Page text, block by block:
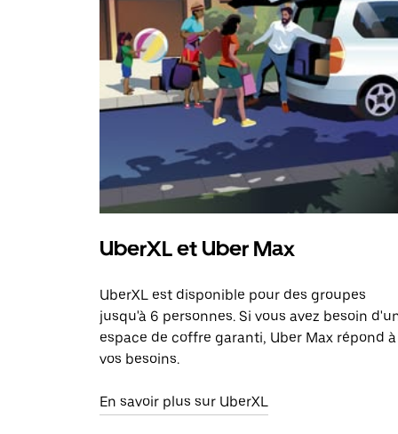
UberXL et Uber Max
UberXL est disponible pour des groupes
jusqu'à 6 personnes. Si vous avez besoin
espace de coffre garanti, Uber Max répond à
vos besoins.
En savoir plus sur UberXL